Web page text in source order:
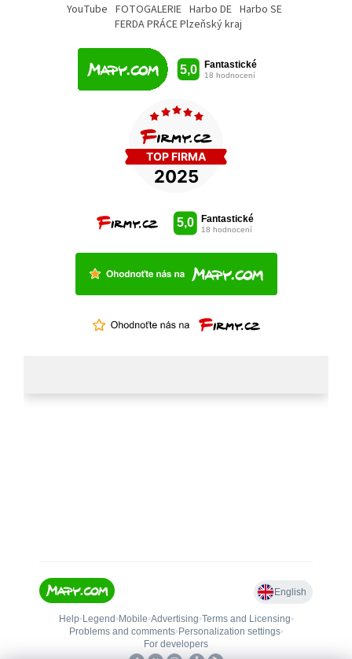
YouTube FOTOGALERIE Harbo DE Harbo SE
FERDA PRÁCE Plzeňský kraj